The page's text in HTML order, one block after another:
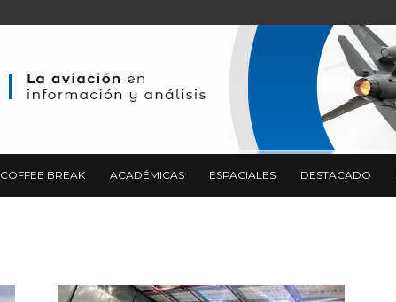
COFFEE BREAK ACADÉMICAS ESPACIALES DESTACADO